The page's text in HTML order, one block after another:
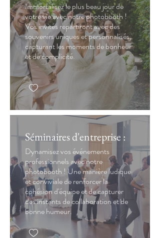
Immortalisez le plus beau jour de
votre vie avec notre photobooth !
Vos invités repartiront avec des
souvenirs uniques et personnalisés,
capturant les moments de bonheur
et de complicité.
Séminaires d'entreprise :
Dynamisez vos événements
professionnels avec notre
photobooth ! Une manière ludique
et conviviale de renforcer la
cohésion d'équipe et de capturer
des instants de collaboration et de
bonne humeur.